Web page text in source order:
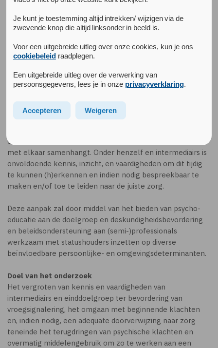
Achtergrond van het onderzoek
Preventie, Sinai Centrum en het UMC-Utrecht, de
preventieve zorg rond psychische gezondheid en
middelengebruik onder statushouders in Utrecht in kaart
gebracht en geëvalueerd. Het project wordt gefinancierd
De probleemstelling in dit project luidt: Statushouders
overmatig gebruik van verdovende middelen dat mogelijk
met elkaar samenhangt. Onder henzelf en intermediairs is
onvoldoende kennis, inzicht, en vaardigheden om dit tijdig
te kunnen (h)erkennen en indien nodig bespreekbaar te
maken en/of toe te leiden naar de juiste zorg.
Deze aanpak zal door middel van het bieden van psycho-
educatie aan de doelgroep en deskundigheidsbevordering
en beleidsondersteuning aan (semi-)professionals
werkzaam met statushouders inzetten op diverse
beïnvloedbare persoonlijke- en omgevingsdeterminanten.
Doel van het onderzoek
Het vergroten van kennis en vaardigheden van
intermediairs en einddoelgroep ter bevordering van
vroegsignalering, het omgaan met beginnende klachten
en, indien nodig, een adequate doorverwijzing naar zorg
teneinde het terugdringen van psychische klachten en
overmatig middelengebruik om zo te werken aan een
Je kunt je toestemming altijd intrekken/ wijzigen via de
zwevende knop die altijd linksonder in beeld is.
Voor een uitgebreide uitleg over onze cookies, kun je ons
cookiebeleidraadplegen.
Een uitgebreide uitleg over de verwerking van
persoonsgegevens, lees je in onze privacyverklaring.
Accepteren Weigeren